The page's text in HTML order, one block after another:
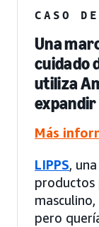
CASO
Una
cuidado
utiliza
expandir
Más
LIPPS,
productos
pero